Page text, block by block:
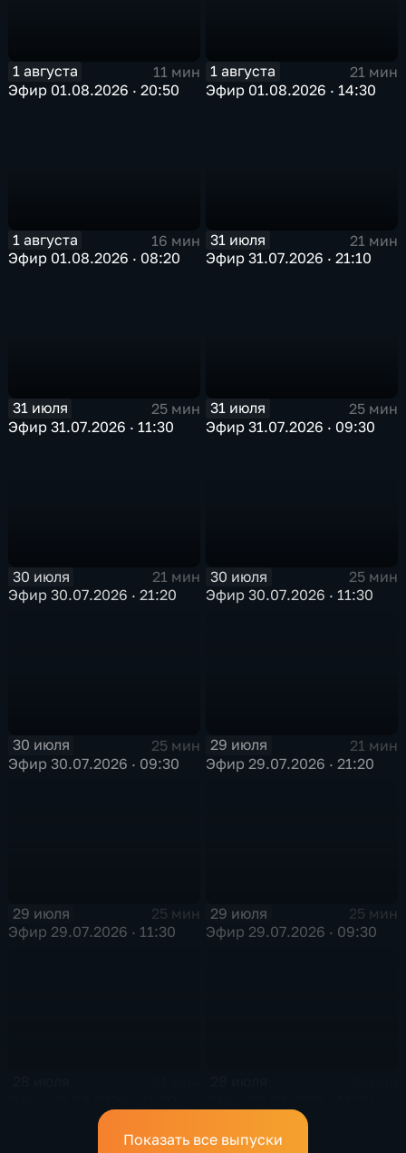
1 августа
11 мин
Эфир 01.08.2026 · 20:50
1 августа
21 мин
Эфир 01.08.2026 · 14:30
1 августа
16 мин
Эфир 01.08.2026 · 08:20
31 июля
21 мин
Эфир 31.07.2026 · 21:10
31 июля
25 мин
Эфир 31.07.2026 · 11:30
31 июля
25 мин
Эфир 31.07.2026 · 09:30
30 июля
21 мин
Эфир 30.07.2026 · 21:20
30 июля
25 мин
Эфир 30.07.2026 · 11:30
30 июля
25 мин
Эфир 30.07.2026 · 09:30
29 июля
21 мин
Эфир 29.07.2026 · 21:20
29 июля
25 мин
Эфир 29.07.2026 · 11:30
29 июля
25 мин
Эфир 29.07.2026 · 09:30
Показать все выпуски